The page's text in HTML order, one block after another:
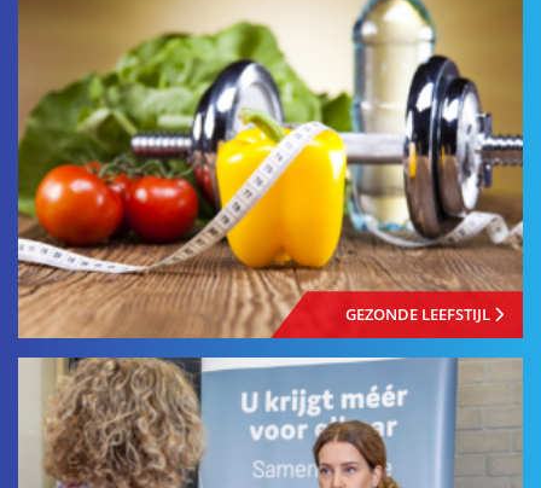
GEZONDE LEEFSTIJL